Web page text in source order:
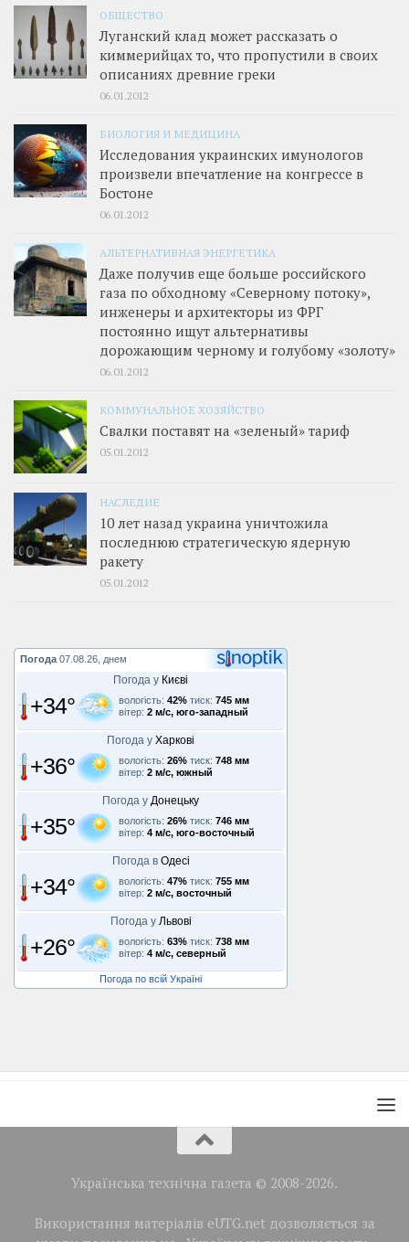
ОБЩЕСТВО
Луганский клад может рассказать о
киммерийцах то, что пропустили в своих
описаниях древние греки
06.01.2012
БИОЛОГИЯ И МЕДИЦИНА
Исследования украинских имунологов
произвели впечатление на конгрессе в
Бостоне
06.01.2012
АЛЬТЕРНАТИВНАЯ ЭНЕРГЕТИКА
Даже получив еще больше российского
газа по обходному «Северному потоку»,
инженеры и архитекторы из ФРГ
постоянно ищут альтернативы
дорожающим черному и голубому «золоту»
06.01.2012
КОММУНАЛЬНОЕ ХОЗЯЙСТВО
Свалки поставят на «зеленый» тариф
05.01.2012
НАСЛЕДИЕ
10 лет назад украина уничтожила
последнюю стратегическую ядерную
ракету
05.01.2012
Погода 07.08.26, днем
Погода у Києві
+34° вологість: 42% тиск: 745 мм
вітер: 2 м/с, юго-западный
Погода у Харкові
+36° вологість: 26% тиск: 748 мм
вітер: 2 м/с, южный
Погода у Донецьку
+35° вологість: 26% тиск: 746 мм
вітер: 4 м/с, юго-восточный
Погода в Одесі
+34° вологість: 47% тиск: 755 мм
вітер: 2 м/с, восточный
Погода у Львові
+26° вологість: 63% тиск: 738 мм
вітер: 4 м/с, северный
Погода по всій Україні
Українська технічна газета © 2008-2026.
Використання матеріалів eUTG.net дозволяється за